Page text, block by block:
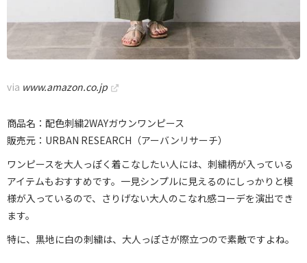
via www.amazon.co.jp
商品名：配色刺繍2WAYガウンワンピース
販売元：URBAN RESEARCH（アーバンリサーチ）
ワンピースを大人っぽく着こなしたい人には、刺繍柄が入っている
アイテムもおすすめです。一見シンプルに見えるのにしっかりと模
様が入っているので、さりげない大人のこなれ感コーデを演出でき
ます。
特に、黒地に白の刺繍は、大人っぽさが際立つので素敵ですよね。